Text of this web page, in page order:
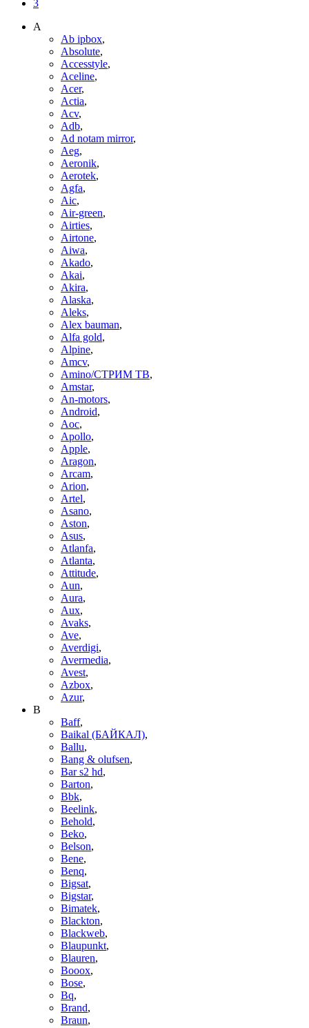
3
A
Ab ipbox,
Absolute,
Accesstyle,
Aceline,
Acer,
Actia,
Acv,
Adb,
Ad notam mirror,
Aeg,
Aeronik,
Aerotek,
Agfa,
Aic,
Air-green,
Airties,
Airtone,
Aiwa,
Akado,
Akai,
Akira,
Alaska,
Aleks,
Alex bauman,
Alfa gold,
Alpine,
Amcv,
Amino/СТРИМ ТВ,
Amstar,
An-motors,
Android,
Aoc,
Apollo,
Apple,
Aragon,
Arcam,
Arion,
Artel,
Asano,
Aston,
Asus,
Atlanfa,
Atlanta,
Attitude,
Aun,
Aura,
Aux,
Avaks,
Ave,
Averdigi,
Avermedia,
Avest,
Azbox,
Azur,
B
Baff,
Baikal (БАЙКАЛ),
Ballu,
Bang & olufsen,
Bar s2 hd,
Barton,
Bbk,
Beelink,
Behold,
Beko,
Belson,
Bene,
Benq,
Bigsat,
Bigstar,
Bimatek,
Blackton,
Blackweb,
Blaupunkt,
Blauren,
Booox,
Bose,
Bq,
Brand,
Braun,